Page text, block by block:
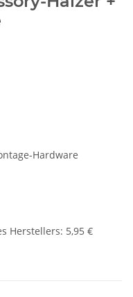
Hardware
Herstellers: 5,95 €